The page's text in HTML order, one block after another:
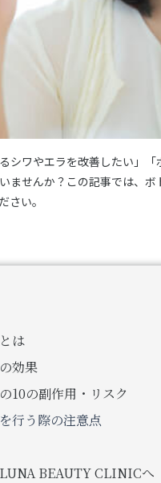
シワやエラを改善したい」
ませんか？この記事では、
さい。
は
効果
10の副作用・リスク
行う際の注意点
BEAUTY CLINICへ